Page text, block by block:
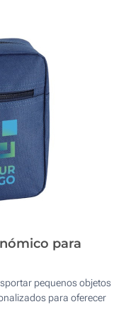
para
pequenos objetos
para oferecer